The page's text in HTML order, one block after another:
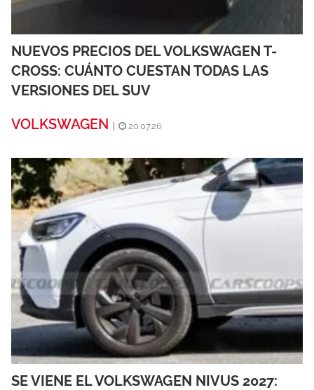
NUEVOS PRECIOS DEL VOLKSWAGEN T-
CROSS: CUÁNTO CUESTAN TODAS LAS
VERSIONES DEL SUV
VOLKSWAGEN
20.07.26
SE VIENE EL VOLKSWAGEN NIVUS 2027: